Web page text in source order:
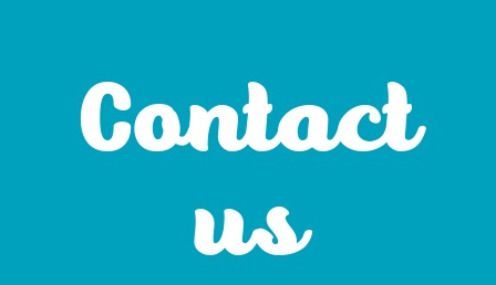
Contact
us